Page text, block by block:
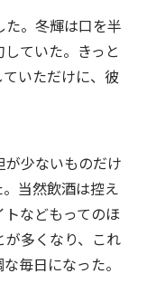
。冬輝は口を半
ていた。きっと
いただけに、彼
少ないものだけ
当然飲酒は控え
などもってのほ
多くなり、これ
毎日になった。